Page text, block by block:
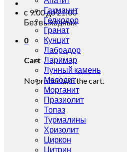
с 9:00 до 21:00
Без выходных
0
Cart
No products in the cart.
Гакманит
Гелиодор
Гранат
Кунцит
Лабрадор
Ларимар
Лунный камень
Мелодит
Морганит
Празиолит
Топаз
Турмалины
Хризолит
Циркон
Цитрин